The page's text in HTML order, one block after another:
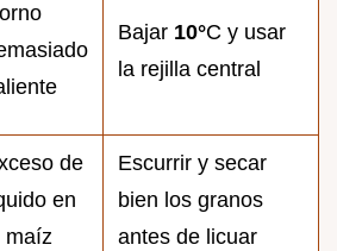
Bajar 10°C y usar
la rejilla central
de
en
maíz
Escurrir y secar
bien los granos
antes de licuar